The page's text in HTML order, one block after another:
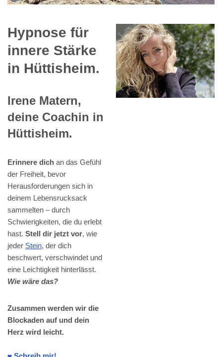
Hypnose für
innere Stärke
in Hüttisheim.
Irene Matern,
deine Coachin in
Hüttisheim.
Erinnere dich an das Gefühl
der Freiheit, bevor
Herausforderungen sich in
deinem Lebensrucksack
sammelten – durch
Schwierigkeiten, die du erlebt
hast. Stell dir jetzt vor, wie
jeder Stein, der dich
beschwert, verschwindet und
eine Leichtigkeit hinterlässt.
Wie wäre das?
Zusammen werden wir die
Blockaden auf und dein
Herz wird leicht.